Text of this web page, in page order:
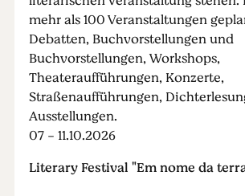
mehr als 100 Veranstaltungen
Debatten, Buchvorstellungen und
Buchvorstellungen, Workshops,
Theateraufführungen, Konzerte,
Straßenaufführungen,
Ausstellungen.
07 - 11.10.2026
Literary Festival "Em nome da